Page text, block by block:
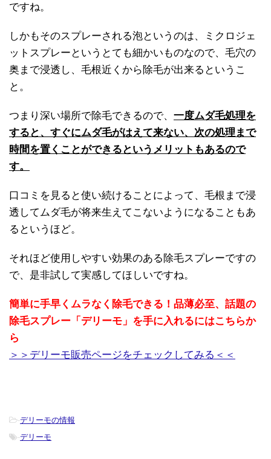
ですね。
しかもそのスプレーされる泡というのは、ミクロジェ
ットスプレーというとても細かいものなので、毛穴の
奥まで浸透し、毛根近くから除毛が出来るというこ
と。
つまり深い場所で除毛できるので、 一度ムダ毛処理を
すると、すぐにムダ毛がはえて来ない、次の処理まで
時間を置くことができるというメリットもあるので
す。
口コミを見ると使い続けることによって、毛根まで浸
透してムダ毛が将来生えてこないようになることもあ
るというほど。
それほど使用しやすい効果のある除毛スプレーですの
で、是非試して実感してほしいですね。
簡単に手早くムラなく除毛できる！品薄必至、話題の
除毛スプレー「デリーモ」を手に入れるにはこちらか
ら
＞＞デリーモ販売ページをチェックしてみる＜＜
-デリーモの情報
-デリーモ